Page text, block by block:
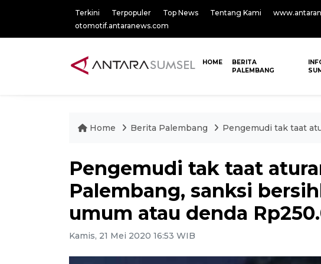
Terkini Terpopuler Top News Tentang Kami
otomotif.antaranews.com
HOME
BERITA
PALEMBANG
Home Berita Palembang Pengemudi tak taat
Pengemudi tak taat
Palembang, sanksi
umum atau denda
Kamis, 21 Mei 2020 16:53 WIB